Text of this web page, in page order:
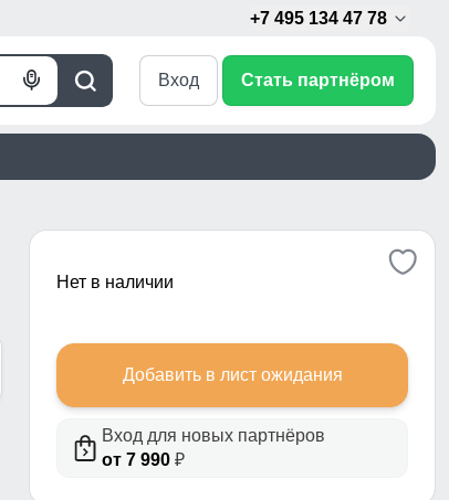
+7 495 134 47 78
Поиск
Голосовой
Вход Стать партнёром
Нет в наличии
Добавить в лист ожидания
Вход для новых партнёров
от 7 990 ₽